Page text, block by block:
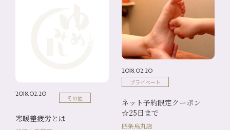
2018.02.20
その他
寒暖差疲労とは
2018.02.20
プライベート
ネット予約限定クーポン
☆25日まで
四条烏丸店